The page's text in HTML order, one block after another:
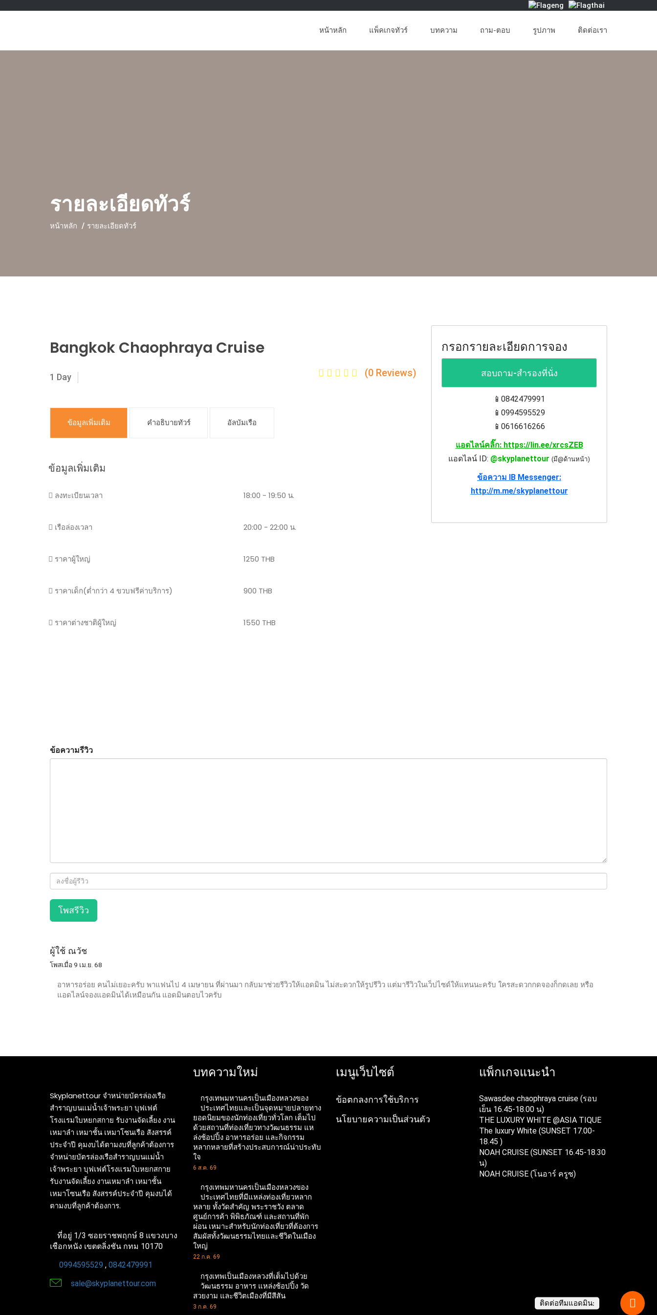
หน้าหลัก แพ็คเกจทัวร์ บทความ ถาม-ตอบ รูปภาพ ติดต่อเรา
รายละเอียดทัวร์
หน้าหลัก รายละเอียดทัวร์
Bangkok Chaophraya Cruise
1 Day (0 Reviews)
ข้อมูลเพิ่มเติม คำอธิบายทัวร์ อัลบัมเรือ
ข้อมูลเพิ่มเติม
ลงทะเบียนเวลา
เรือล่องเวลา
ราคาผู้ใหญ่
ราคาเด็ก(ต่ำกว่า 4 ขวบฟรีค่าบริการ)
ราคาต่างชาติผู้ใหญ่
18:00 - 19:50 น.
20:00 - 22:00 น.
1250 THB
900 THB
1550 THB
กรอกรายละเอียดการจอง
สอบถาม-สำรองที่นั่ง
📱0842479991
📱0994595529
📱0616616266
แอดไลน์คลิ๊ก: https://lin.ee/xrcsZEB
แอดไลน์ ID: @skyplanettour (มี@ด้านหน้า)
ข้อความ IB Messenger:
http://m.me/skyplanettour
ข้อความรีวิว
โพสรีวิว
ผู้ใช้ ณวัช
โพสเมื่อ 9 เม.ย. 68
อาหารอร่อย คนไม่เยอะครับ พาแฟนไป 4 เมษายน ที่ผ่านมา กลับมาช่วยรีวิวให้แอดมิน ไม่สะดวกให้รูปรีวิว แต่มารีวิวในเว็ปไซด์ให้แทนนะครับ ใครสะดวกกดจองก็กดเลย หรือ
แอดไลน์จองแอดมินได้เหมือนกัน แอดมินตอบไวครับ
Skyplanettour จำหน่ายบัตรล่องเรือ
สำราญบนแม่น้ำเจ้าพระยา บุฟเฟต์
โรงแรมใบหยกสกาย รับงานจัดเลี้ยง งาน
เหมาลำ เหมาชั้น เหมาโซนเรือ สังสรรค์
ประจำปี คุมงบได้ตามงบที่ลูกค้าต้องการ
จำหน่ายบัตรล่องเรือสำราญบนแม่น้ำ
เจ้าพระยา บุฟเฟต์โรงแรมใบหยกสกาย
รับงานจัดเลี้ยง งานเหมาลำ เหมาชั้น
เหมาโซนเรือ สังสรรค์ประจำปี คุมงบได้
ตามงบที่ลูกค้าต้องการ.
ที่อยู่ 1/3 ซอยราชพฤกษ์ 8 แขวงบาง
เชือกหนัง เขตตลิ่งชัน กทม 10170
0994595529 , 0842479991
sale@skyplanettour.com
บทความใหม่
กรุงเทพมหานครเป็นเมืองหลวงของ
ประเทศไทยและเป็นจุดหมายปลายทาง
ยอดนิยมของนักท่องเที่ยวทั่วโลก เต็มไป
ด้วยสถานที่ท่องเที่ยวทางวัฒนธรรม แห
ล่งช้อปปิ้ง อาหารอร่อย และกิจกรรม
หลากหลายที่สร้างประสบการณ์น่าประทับ
ใจ
6 ส.ค. 69
กรุงเทพมหานครเป็นเมืองหลวงของ
ประเทศไทยที่มีแหล่งท่องเที่ยวหลาก
หลาย ทั้งวัดสำคัญ พระราชวัง ตลาด
ศูนย์การค้า พิพิธภัณฑ์ และสถานที่พัก
ผ่อน เหมาะสำหรับนักท่องเที่ยวที่ต้องการ
สัมผัสทั้งวัฒนธรรมไทยและชีวิตในเมือง
ใหญ่
22 ก.ค. 69
กรุงเทพเป็นเมืองหลวงที่เต็มไปด้วย
วัฒนธรรม อาหาร แหล่งช้อปปิ้ง วัด
สวยงาม และชีวิตเมืองที่มีสีสัน
3 ก.ค. 69
เมนูเว็บไซต์
ข้อตกลงการใช้บริการ
นโยบายความเป็นส่วนตัว
แพ็กเกจแนะนำ
Sawasdee chaophraya cruise (รอบ
เย็น 16.45-18.00 น)
THE LUXURY WHITE @ASIA TIQUE
The luxury White (SUNSET 17.00-
18.45 )
NOAH CRUISE (SUNSET 16.45-18.30
น)
NOAH CRUISE (โนอาร์ ครูซ)
ติดต่อทีมแอดมิน: